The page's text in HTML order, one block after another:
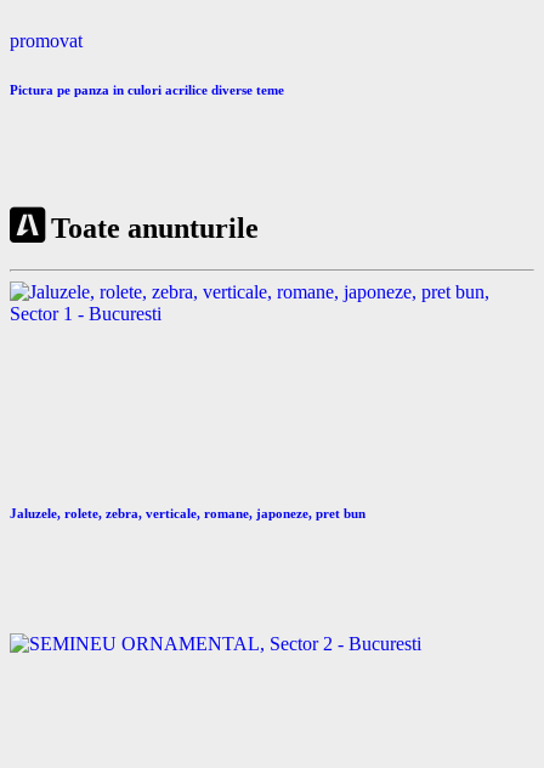
promovat
Pictura pe panza in culori acrilice diverse teme
Toate anunturile
Jaluzele, rolete, zebra, verticale, romane, japoneze, pret bun